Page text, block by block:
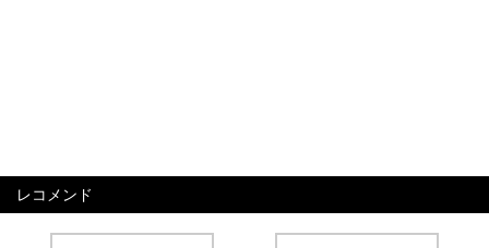
レコメンド